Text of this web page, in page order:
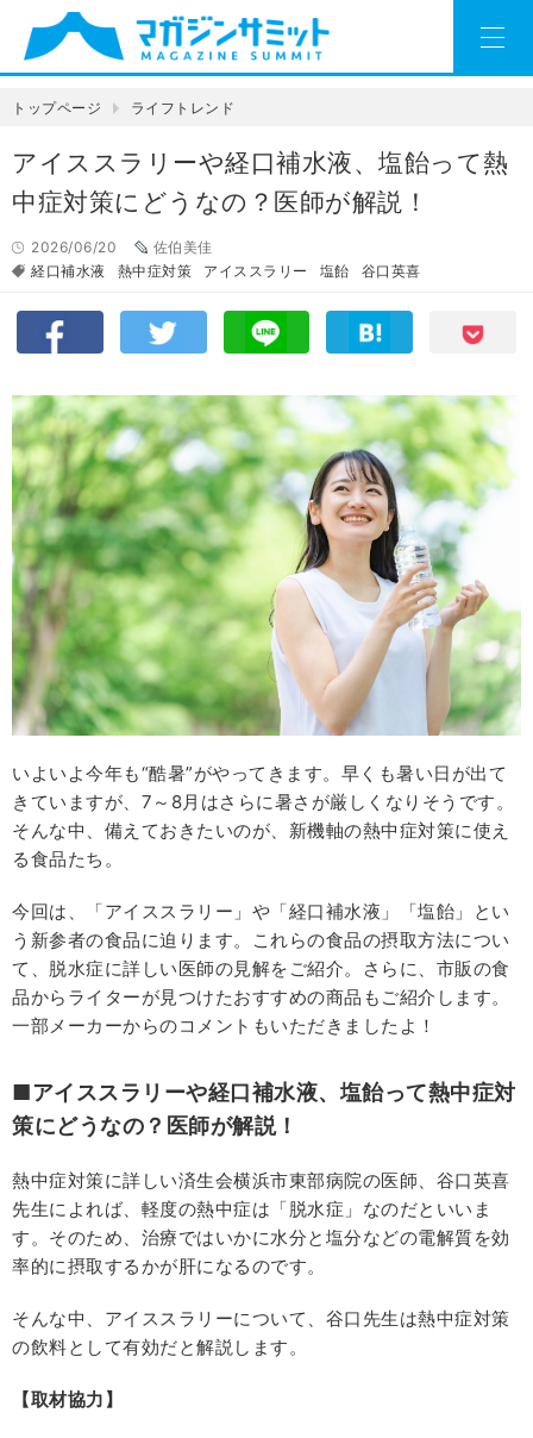
トップページ ライフトレンド
アイススラリーや経口補水液、塩飴って熱
中症対策にどうなの？医師が解説！
2026/06/20
佐伯美佳
経口補水液
熱中症対策 アイススラリー 塩飴 谷口英喜
いよいよ今年も“酷暑”がやってきます。早くも暑い日が出て
きていますが、7～8月はさらに暑さが厳しくなりそうです。
そんな中、備えておきたいのが、新機軸の熱中症対策に使え
る食品たち。
今回は、「アイススラリー」や「経口補水液」「塩飴」とい
う新参者の食品に迫ります。これらの食品の摂取方法につい
て、脱水症に詳しい医師の見解をご紹介。さらに、市販の食
品からライターが見つけたおすすめの商品もご紹介します。
一部メーカーからのコメントもいただきましたよ！
■アイススラリーや経口補水液、塩飴って熱中症対
策にどうなの？医師が解説！
熱中症対策に詳しい済生会横浜市東部病院の医師、谷口英喜
先生によれば、軽度の熱中症は「脱水症」なのだといいま
す。そのため、治療ではいかに水分と塩分などの電解質を効
率的に摂取するかが肝になるのです。
そんな中、アイススラリーについて、谷口先生は熱中症対策
の飲料として有効だと解説します。
【取材協力】